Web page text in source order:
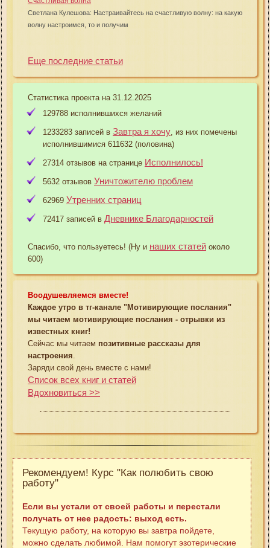
Светлана Кулешова: Настраивайтесь на счастливую волну: на какую
волну настроимся, то и получим
Еще последние статьи
Статистика проекта на 31.12.2025
129788 исполнившихся желаний
1233283 записей в Завтра я хочу , из них помечены
исполнившимися 611632 (половина)
27314 отзывов на странице Исполнилось!
5632 отзывов Уничтожителю проблем
62969 Утренних страниц
72417 записей в Дневнике Благодарностей
Спасибо, что пользуетесь! (Ну и наших статей около
600)
Воодушевляемся вместе!
Каждое утро в тг-канале "Мотивирующие послания"
мы читаем мотивирующие послания - отрывки из
известных книг!
Сейчас мы читаем позитивные рассказы для
настроения
Заряди свой день вместе с нами!
Список всех книг и статей
Вдохновиться >>
Рекомендуем! Курс "Как полюбить свою
работу"
Если вы устали от своей работы и перестали
получать от нее радость: выход есть.
Текущую работу, на которую вы завтра пойдете,
можно сделать любимой. Нам помогут эзотерические